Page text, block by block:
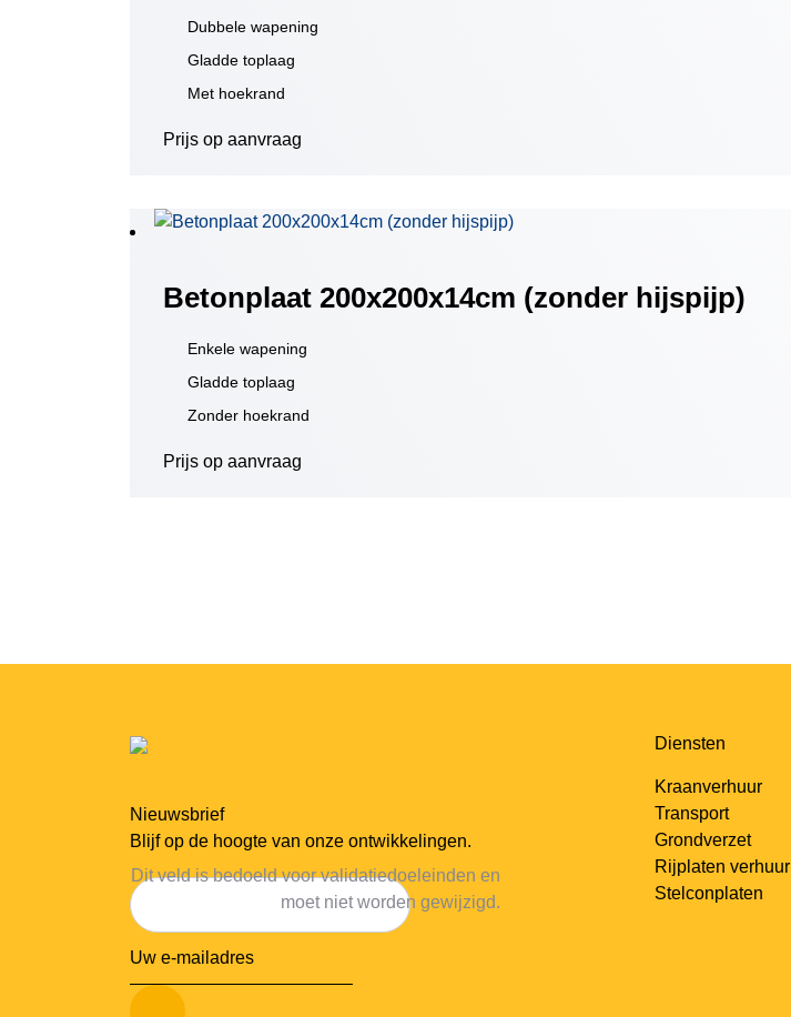
Dubbele wapening
Gladde toplaag
Met hoekrand
Prijs op aanvraag
Betonplaat 200x200x14cm (zonder hijspijp)
Enkele wapening
Gladde toplaag
Zonder hoekrand
Prijs op aanvraag
Nieuwsbrief
Blijf op de hoogte van onze ontwikkelingen.
Dit veld is bedoeld voor validatiedoeleinden en
moet niet worden gewijzigd.
Diensten
Kraanverhuur
Transport
Grondverzet
Rijplaten verhuur
Stelconplaten